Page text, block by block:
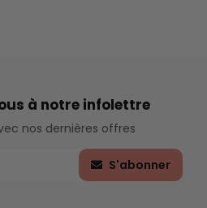
à notre infolettre
nos dernières offres
S'abonner